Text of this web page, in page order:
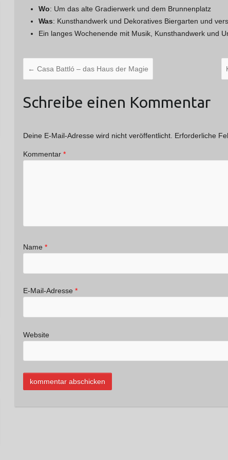
Wo: Um das alte Gradierwerk und dem Brunnenplatz
Was: Kunsthandwerk und Dekoratives Biergarten und
Ein langes Wochenende mit Musik, Kunsthandwerk und
← Casa Battló – das Haus der Magie
Schreibe einen Kommentar
Deine E-Mail-Adresse wird nicht veröffentlicht. Erforderliche
Kommentar *
Name *
E-Mail-Adresse *
Website